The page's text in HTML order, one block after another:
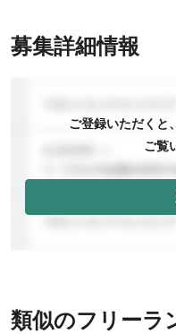
募集詳細情報
ご登録いただくと
ご覧
類似のフリーラ